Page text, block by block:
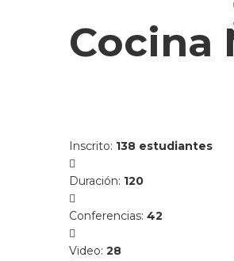
Cocina
Inscrito: 138 estudiantes
Duración: 120
Conferencias: 42
Video: 28